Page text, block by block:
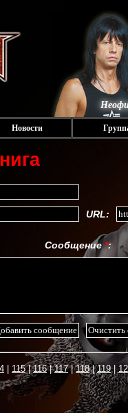
Новости
URL:
Сообщение*:
115 116 117 118 119